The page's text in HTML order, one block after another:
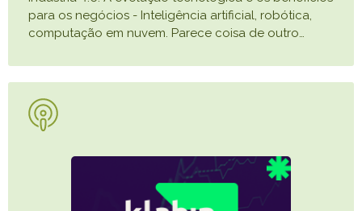
para os negócios - Inteligência artificial, robótica,
computação em nuvem. Parece coisa de outro